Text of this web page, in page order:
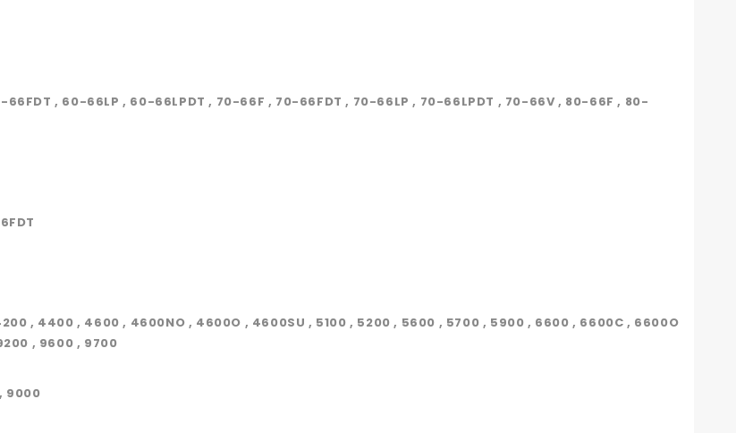
, 60-66LP , 60-66LPDT , 70-66F , 70-66FDT , 70-66LP , 70-66LPDT , 70-66V , 80-66F , 80-
, 4400 , 4600 , 4600NO , 4600O , 4600SU , 5100 , 5200 , 5600 , 5700 , 5900 , 6600 , 6600C , 6600O
, 9600 , 9700
9000